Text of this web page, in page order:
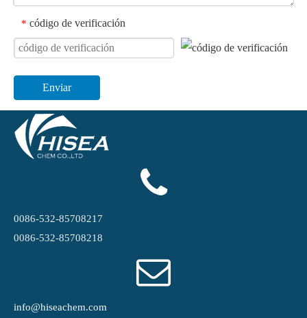
* código de verificación
Enviar
0086-532-85708217
0086-532-85708218
info@hiseachem.com